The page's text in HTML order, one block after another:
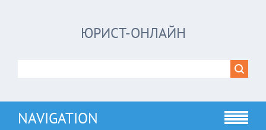
ЮРИСТ-ОНЛАЙН
NAVIGATION